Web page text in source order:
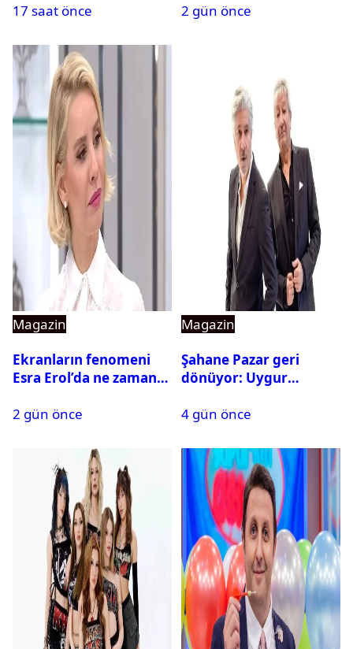
17 saat önce
2 gün önce
Magazin
Ekranların fenomeni
Esra Erol’da ne zaman
2 gün önce
Magazin
Şahane Pazar geri
dönüyor: Uygur
açıklama geldi
4 gün önce